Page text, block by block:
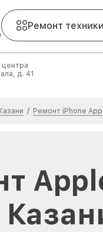
Ремонт техники
д. 41
/ Ремонт iPhone